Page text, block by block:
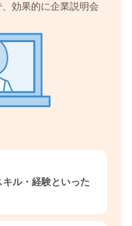
効果的に企業説明会
ル・経験といった